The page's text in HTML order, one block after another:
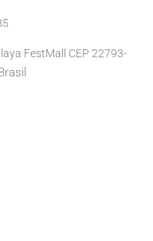
FestMall CEP 22793-